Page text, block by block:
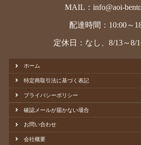
MAIL：info@aoi-
配達時間：10:00～
定休日：なし、8/13～8/
ホーム
特定商取引法に基づく表記
プライバシーポリシー
確認メールが届かない場合
お問い合わせ
会社概要